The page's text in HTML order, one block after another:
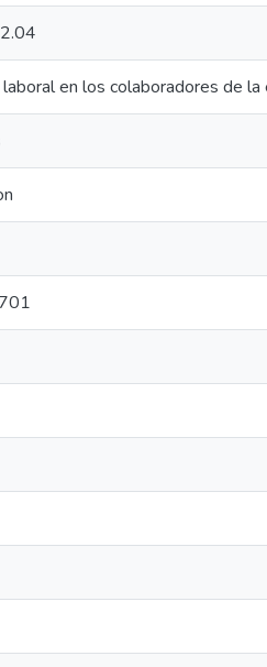
en los colaboradores de